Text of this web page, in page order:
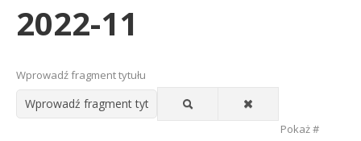
2022-11
Wprowadź fragment tytułu
Pokaż #